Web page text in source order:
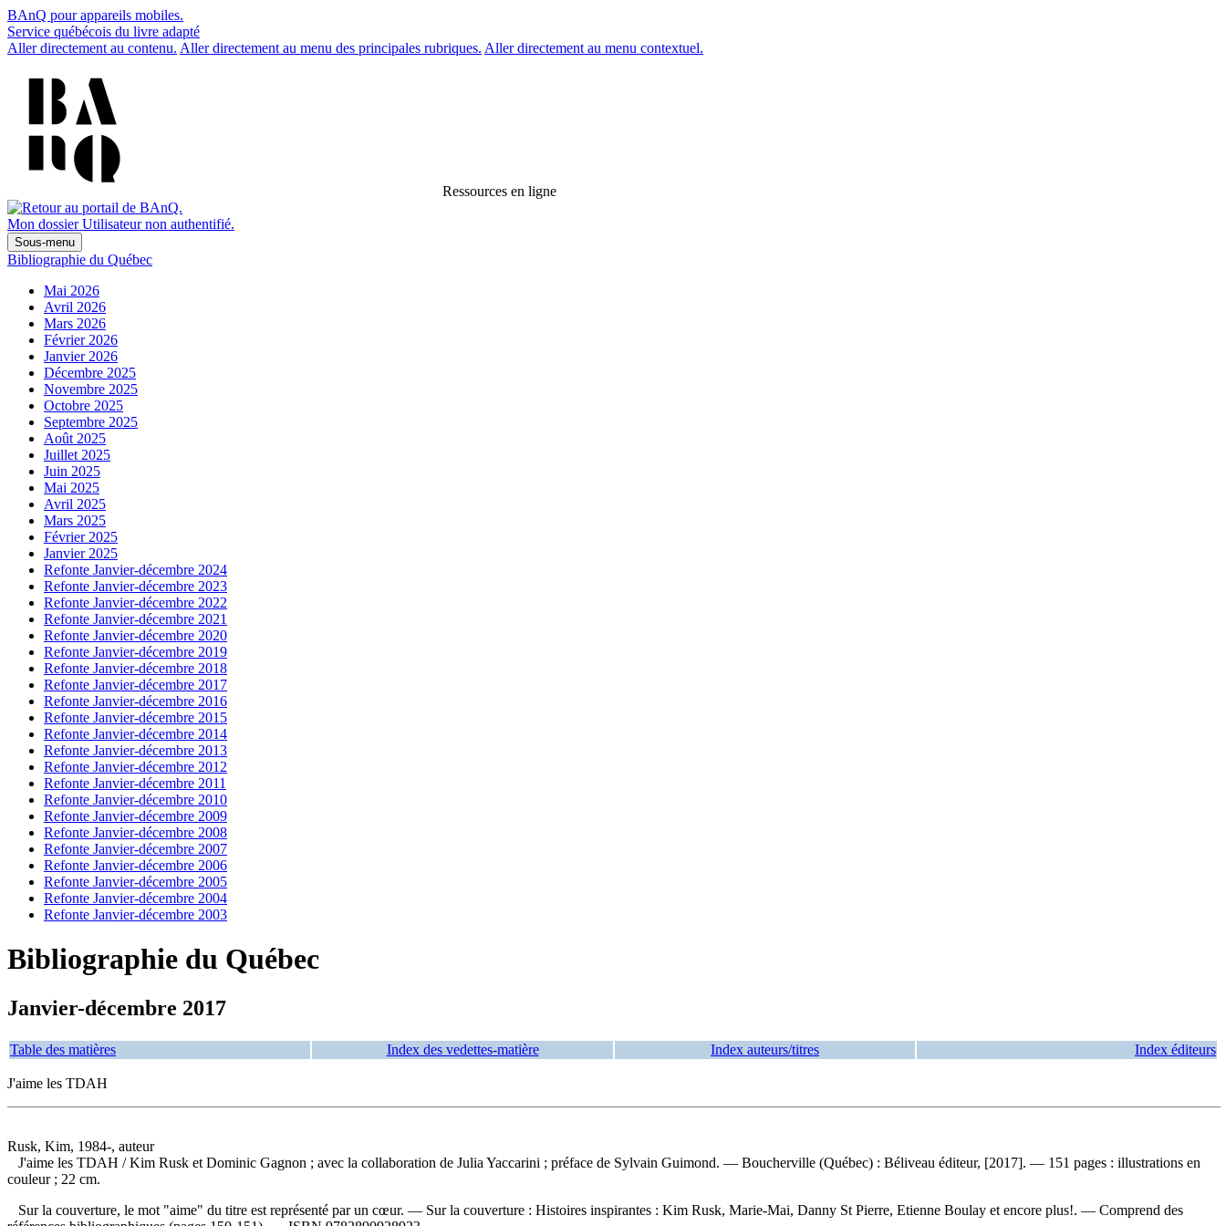
BAnQ pour appareils mobiles.
Service québécois du livre adapté
Aller directement au contenu. Aller directement au menu des principales rubriques. Aller directement au menu contextuel.
Ressources en ligne
Mon dossier Utilisateur non authentifié.
Sous-menu
Bibliographie du Québec
Mai 2026
Avril 2026
Mars 2026
Février 2026
Janvier 2026
Décembre 2025
Novembre 2025
Octobre 2025
Septembre 2025
Août 2025
Juillet 2025
Juin 2025
Mai 2025
Avril 2025
Mars 2025
Février 2025
Janvier 2025
Refonte Janvier-décembre 2024
Refonte Janvier-décembre 2023
Refonte Janvier-décembre 2022
Refonte Janvier-décembre 2021
Refonte Janvier-décembre 2020
Refonte Janvier-décembre 2019
Refonte Janvier-décembre 2018
Refonte Janvier-décembre 2017
Refonte Janvier-décembre 2016
Refonte Janvier-décembre 2015
Refonte Janvier-décembre 2014
Refonte Janvier-décembre 2013
Refonte Janvier-décembre 2012
Refonte Janvier-décembre 2011
Refonte Janvier-décembre 2010
Refonte Janvier-décembre 2009
Refonte Janvier-décembre 2008
Refonte Janvier-décembre 2007
Refonte Janvier-décembre 2006
Refonte Janvier-décembre 2005
Refonte Janvier-décembre 2004
Refonte Janvier-décembre 2003
Bibliographie du Québec
Janvier-décembre 2017
Table des matières Index des vedettes-matière Index auteurs/titres Index éditeurs
J'aime les TDAH
Rusk, Kim, 1984-, auteur
J'aime les TDAH / Kim Rusk et Dominic Gagnon ; avec la collaboration de Julia Yaccarini ; préface de Sylvain Guimond. — Boucherville (Québec) : Béliveau éditeur, [2017]. — 151 pages : illustrations en
couleur ; 22 cm.
Sur la couverture, le mot "aime" du titre est représenté par un cœur. — Sur la couverture : Histoires inspirantes : Kim Rusk, Marie-Mai, Danny St Pierre, Etienne Boulay et encore plus!. — Comprend des